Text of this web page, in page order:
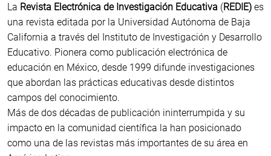
La Revista Electrónica de Investigación Educativa (REDIE) es
una revista editada por la Universidad Autónoma de Baja
California a través del Instituto de Investigación y Desarrollo
Educativo. Pionera como publicación electrónica de
educación en México, desde 1999 difunde investigaciones
que abordan las prácticas educativas desde distintos
campos del conocimiento.
Más de dos décadas de publicación ininterrumpida y su
impacto en la comunidad científica la han posicionado
como una de las revistas más importantes de su área en